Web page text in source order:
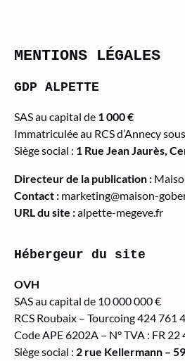
MENTIONS LÉGALES
GDP ALPETTE
SAS au capital de 1 000 €
Immatriculée au RCS d’Annecy
Siège social : 1 Rue Jean Jaurès,
Directeur de la publication :
Contact : marketing@maison-
URL du site :alpette-megeve.fr
Hébergeur du site
OVH
SAS au capital de 10 000 000 €
RCS Roubaix – Tourcoing 424 761
Code APE 6202A – N° TVA : FR
Siège social : 2 rue Kellermann –